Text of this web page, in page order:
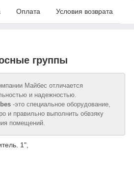
Оплата Условия возврата
группы
Майбес отличается
и надежностью.
-это специальное оборудование,
и правильно выполнить обвзяку
помещений.
1",